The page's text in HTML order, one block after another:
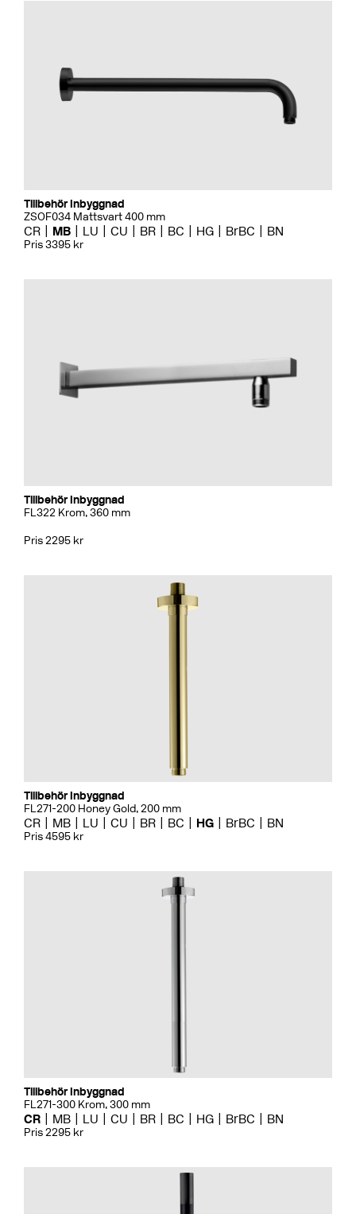
Tillbehör Inbyggnad
ZSOF034 Mattsvart 400 mm
CR MB LU CU BR BC HG BrBC BN
Pris 3395 kr
Tillbehör Inbyggnad
FL322 Krom, 360 mm
Pris 2295 kr
Tillbehör Inbyggnad
FL271-200 Honey Gold, 200 mm
CR MB LU CU BR BC HG BrBC BN
Pris 4595 kr
Tillbehör Inbyggnad
FL271-300 Krom, 300 mm
CR MB LU CU BR BC HG BrBC BN
Pris 2295 kr